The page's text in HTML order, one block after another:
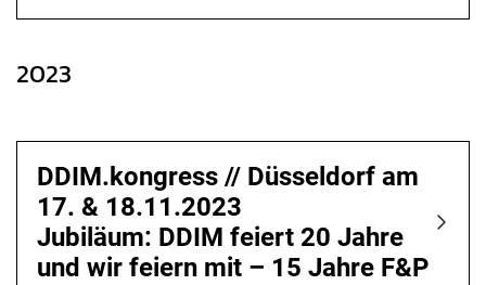
2023
DDIM.kongress // Düsseldorf am
17. & 18.11.2023
Jubiläum: DDIM feiert 20 Jahre
und wir feiern mit – 15 Jahre F&P